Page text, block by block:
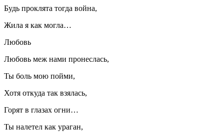
Будь проклята тогда война,
Жила я как могла…
Любовь
Любовь меж нами пронеслась,
Ты боль мою пойми,
Хотя откуда так взялась,
Горят в глазах огни…
Ты налетел как ураган,